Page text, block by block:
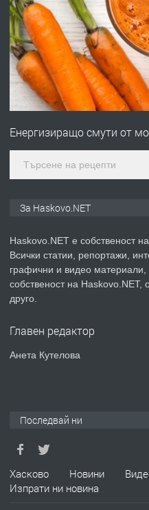
ПРЕДЛАГА Давам
ПРЕДЛАГА
№4120
ПРЕДЛАГА
ПРЕДЛАГА
№4119
Енергизиращо смути от
За Haskovo.NET
Haskovo.NET е
Всички статии, репортажи,
графични и видео материали,
собственост на Haskovo.NET,
друго.
Главен редактор
Анета Кутелова
Последвай ни
Хасково Новини
Изпрати ни новина